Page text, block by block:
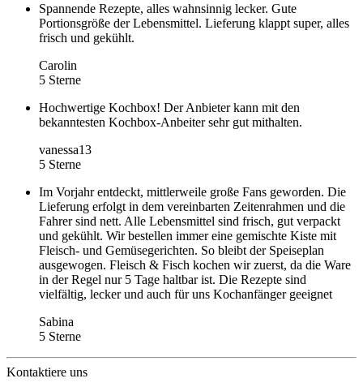
Spannende Rezepte, alles wahnsinnig lecker. Gute
Portionsgröße der Lebensmittel. Lieferung klappt super, alles
frisch und gekühlt.
Carolin
5 Sterne
Hochwertige Kochbox! Der Anbieter kann mit den
bekanntesten Kochbox-Anbeiter sehr gut mithalten.
vanessa13
5 Sterne
Im Vorjahr entdeckt, mittlerweile große Fans geworden. Die
Lieferung erfolgt in dem vereinbarten Zeitenrahmen und die
Fahrer sind nett. Alle Lebensmittel sind frisch, gut verpackt
und gekühlt. Wir bestellen immer eine gemischte Kiste mit
Fleisch- und Gemüsegerichten. So bleibt der Speiseplan
ausgewogen. Fleisch & Fisch kochen wir zuerst, da die Ware
in der Regel nur 5 Tage haltbar ist. Die Rezepte sind
vielfältig, lecker und auch für uns Kochanfänger geeignet
Sabina
5 Sterne
Kontaktiere uns